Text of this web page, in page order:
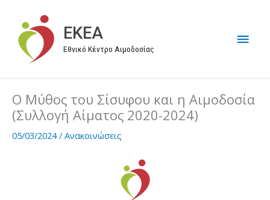
περιεχόμενο
EKEA
Εθνικό Κέντρο Αιμοδοσίας
Ο Μύθος του Σίσυφου και η Αιμοδοσία
(Συλλογή Αίματος 2020-2024)
05/03/2024/ Ανακοινώσεις